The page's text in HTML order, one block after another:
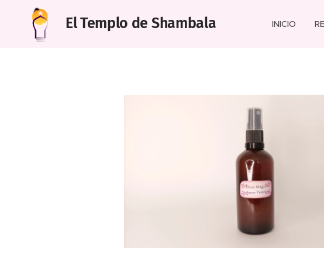
El Templo de Shambala INICIO